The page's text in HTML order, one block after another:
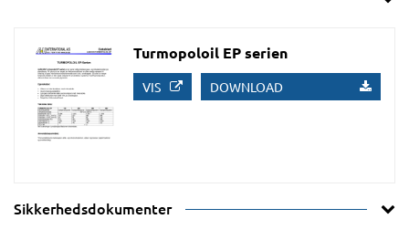
Turmopoloil EP serien
VIS DOWNLOAD
Sikkerhedsdokumenter